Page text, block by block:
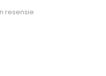
resensie